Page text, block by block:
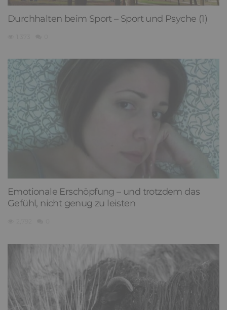
Durchhalten beim Sport – Sport und Psyche (1)
Emotionale Erschöpfung – und trotzdem das
Gefühl, nicht genug zu leisten